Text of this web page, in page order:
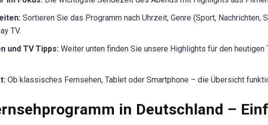
Sortieren Sie das Programm nach Uhrzeit, Genre (Sport,
TV.
und TV Tipps: Weiter unten finden Sie unsere Highlights für den
Ob klassisches Fernsehen, Tablet oder Smartphone – die Übersicht
in Deutschland –